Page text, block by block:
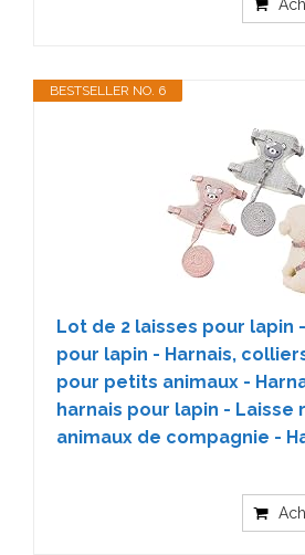
BESTSELLER NO. 6
Lot de 2 laisses pour lapin
pour lapin - Harnais,
pour petits animaux -
harnais pour lapin - Laisse
animaux de compagnie -